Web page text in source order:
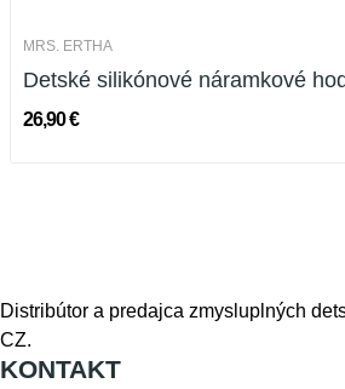
MRS. ERTHA
Detské silikónové náramkové
26,90 €
Distribútor a predajca zmysluplných
CZ.
KONTAKT